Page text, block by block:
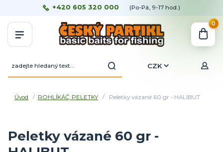
CZK
+420 605 320 000 (Po-Pá, 9-17 hod.)
0
Úvod ROHLÍKÁČ, PELETKY Peletky vázané 60 gr - HALIBUT
Peletky vázané 60 gr -